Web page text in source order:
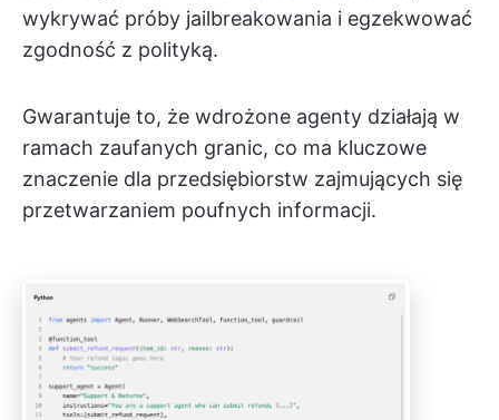
wykrywać próby jailbreakowania i egzekwować
zgodność z polityką.
Gwarantuje to, że wdrożone agenty działają w
ramach zaufanych granic, co ma kluczowe
znaczenie dla przedsiębiorstw zajmujących się
przetwarzaniem poufnych informacji.